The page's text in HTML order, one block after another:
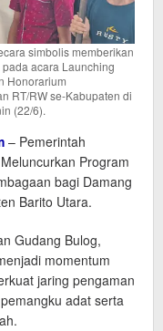
simbolis memberikan
acara Launching
Honorarium
RT/RW se-Kabupaten di
(22/6).
– Pemerintah
Program
bagi Damang
Barito Utara.
Gudang Bulog,
momentum
jaring pengaman
adat serta